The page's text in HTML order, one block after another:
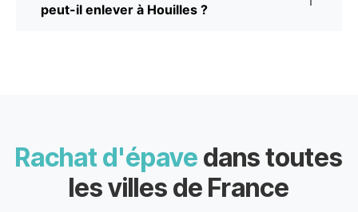
peut-il enlever à Houilles ?
Rachat d'épave dans toutes
les villes de France